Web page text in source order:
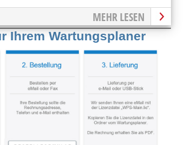
MEHR LESEN
Ihrem Wartungsplaner